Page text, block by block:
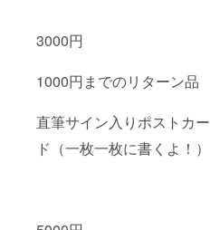
3000円
1000円までのリターン品
直筆サイン入りポストカー
ド（一枚一枚に書くよ！）